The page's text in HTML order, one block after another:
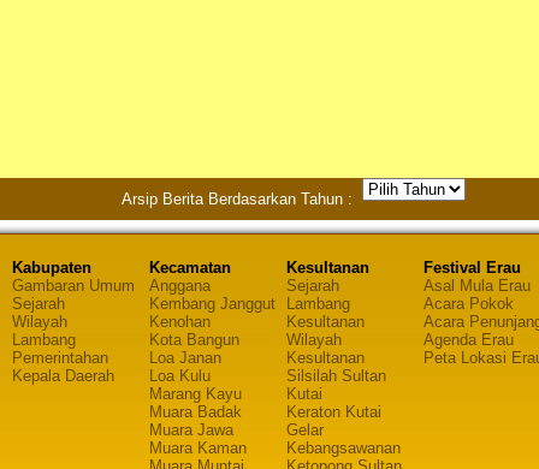
Arsip Berita Berdasarkan Tahun :
Kabupaten
Gambaran Umum
Sejarah
Wilayah
Lambang
Pemerintahan
Kepala Daerah
Kecamatan
Anggana
Kembang Janggut
Kenohan
Kota Bangun
Loa Janan
Loa Kulu
Marang Kayu
Muara Badak
Muara Jawa
Muara Kaman
Kesultanan
Sejarah
Lambang
Kesultanan
Wilayah
Kesultanan
Silsilah Sultan
Kutai
Keraton Kutai
Gelar
Kebangsawanan
Festival Erau
Asal Mula Erau
Acara Pokok
Acara
Agenda Erau
Peta Lokasi